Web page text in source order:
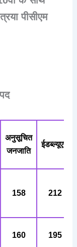
यापीसीएम
अनुसूचित
जनजाति
ईडब्ल्यूएस
158 212
160 195